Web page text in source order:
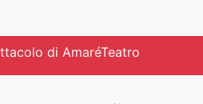
di AmaréTeatro